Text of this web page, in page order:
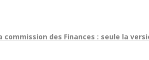
des Finances : seule la